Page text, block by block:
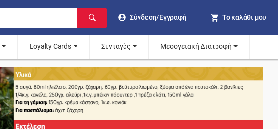
Σύνδεση/Εγγραφή Το καλάθι μου
Loyalty Cards Συνταγές Μεσογειακή Διατροφή